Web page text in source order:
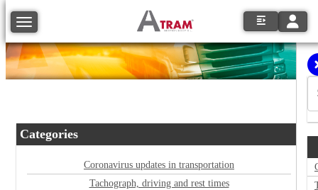
Toggle navigation
Categories
Coronavirus updates in transportation
Tachograph, driving and rest times